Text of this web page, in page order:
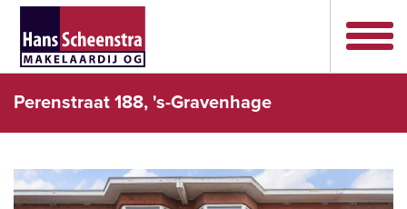
Perenstraat 188, 's-Gravenhage